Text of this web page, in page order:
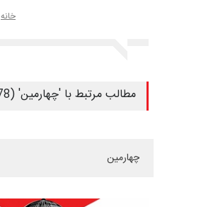
خانه
مطالب مرتبط با 'چهارمین' (78)